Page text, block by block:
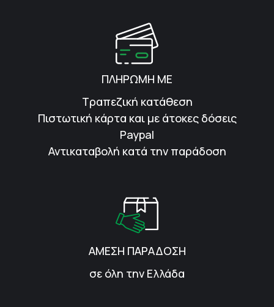
ΠΛΗΡΩΜΗ ΜΕ
Τραπεζική κατάθεση
Πιστωτική κάρτα και με άτοκες δόσεις
Paypal
Αντικαταβολή κατά την παράδοση
ΑΜΕΣΗ ΠΑΡΑΔΟΣΗ
σε όλη την Ελλάδα